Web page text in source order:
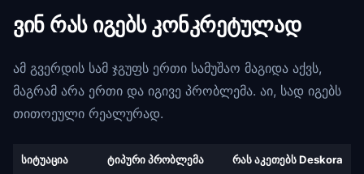
ვინ რას იგებს კონკრეტულად
ამ გვერდის სამ ჯგუფს ერთი სამუშაო მაგიდა აქვს,
მაგრამ არა ერთი და იგივე პრობლემა. აი, სად იგებს
თითოეული რეალურად.
სიტუაცია ტიპური პრობლემა რას აკეთებს Deskora